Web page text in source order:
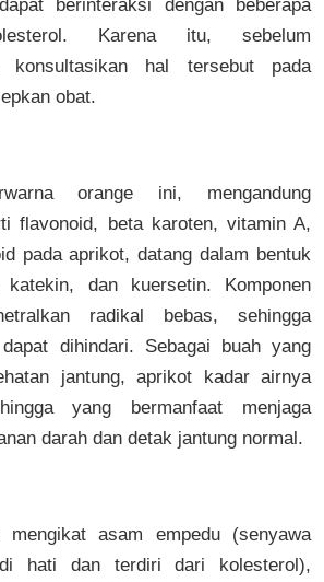
berinteraksi dengan beberapa
Karena itu, sebelum
konsultasikan hal tersebut pada
obat.
orange ini, mengandung
flavonoid, beta karoten, vitamin A,
pada aprikot, datang dalam bentuk
katekin, dan kuersetin. Komponen
radikal bebas, sehingga
dihindari. Sebagai buah yang
jantung, aprikot kadar airnya
yang bermanfaat menjaga
darah dan detak jantung normal.
asam empedu (senyawa
hati dan terdiri dari kolesterol),